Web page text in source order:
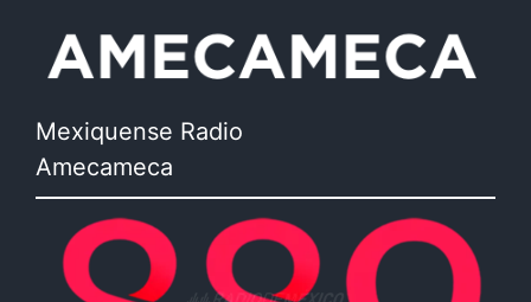
Mexiquense Radio
Amecameca